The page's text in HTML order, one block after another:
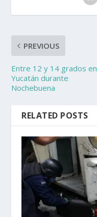
PREVIOUS
Entre 12 y 14 grados en
Yucatán durante
Nochebuena
RELATED POSTS